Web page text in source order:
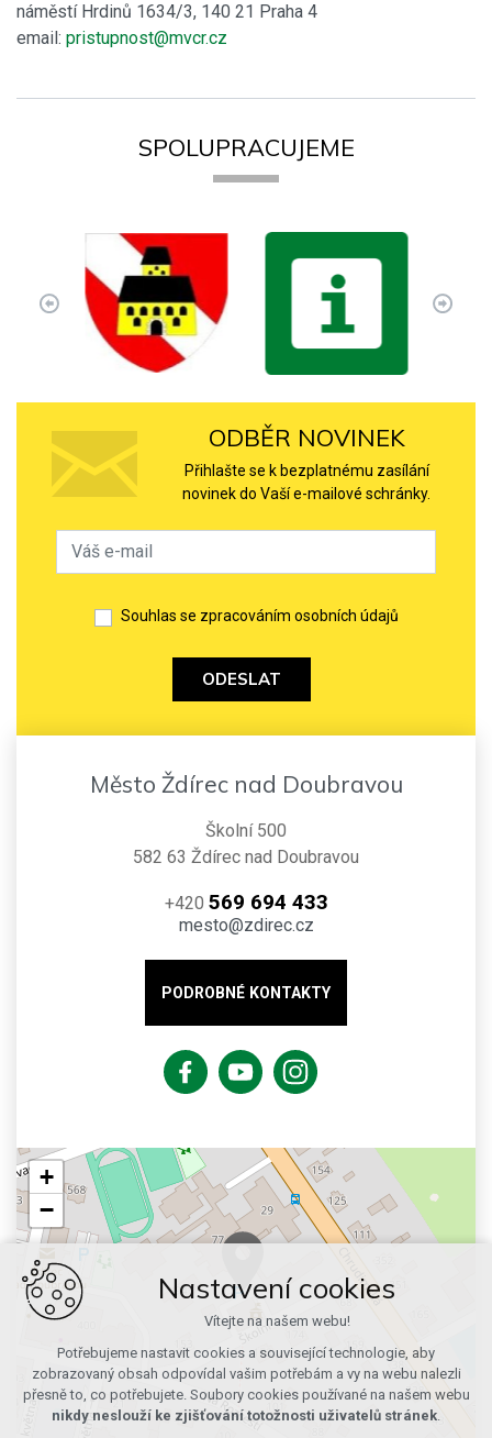
náměstí Hrdinů 1634/3, 140 21 Praha 4
email: pristupnost@mvcr.cz
SPOLUPRACUJEME
ODBĚR NOVINEK
Přihlašte se k bezplatnému zasílání
novinek do Vaší e-mailové schránky.
Souhlas se zpracováním osobních údajů
ODESLAT
Město Ždírec nad Doubravou
Školní 500
582 63 Ždírec nad Doubravou
+420 569 694 433
mesto@zdirec.cz
PODROBNÉ KONTAKTY
+
−
Nastavení cookies
Vítejte na našem webu!
Potřebujeme nastavit cookies a související technologie, aby
zobrazovaný obsah odpovídal vašim potřebám a vy na webu nalezli
přesně to, co potřebujete. Soubory cookies používané na našem webu
nikdy neslouží ke zjišťování totožnosti uživatelů stránek.